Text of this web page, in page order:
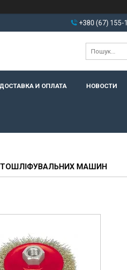
+380 (67) 155-
ДОСТАВКА И ОПЛАТА НОВОСТИ
МАШИН